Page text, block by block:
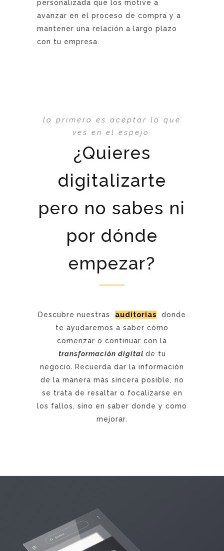
personalizada que los motive a
avanzar en el proceso de compra y a
mantener una relación a largo plazo
con tu empresa.
lo primero es aceptar lo que
ves en el espejo.
¿Quieres
digitalizarte
pero no sabes ni
por dónde
empezar?
Descubre nuestras auditorias donde
te ayudaremos a saber cómo
comenzar o continuar con la
transformación digital de tu
negocio. Recuerda dar la información
de la manera más sincera posible, no
se trata de resaltar o focalizarse en
los fallos, sino en saber donde y como
mejorar.